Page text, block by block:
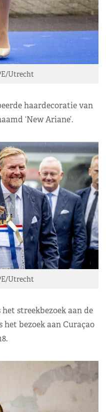
Utrecht
haardecoratie van
‘New Ariane’.
Utrecht
streekbezoek aan de
het bezoek aan Curaçao